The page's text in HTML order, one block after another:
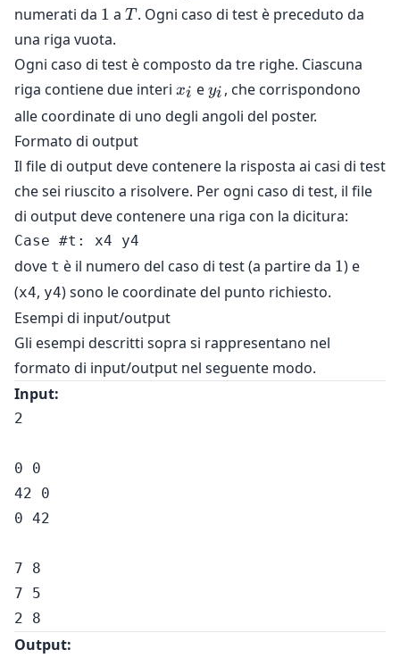
numerati da 1
1 a T
T . Ogni caso di test è preceduto da
una riga vuota.
Ogni caso di test è composto da tre righe. Ciascuna
riga contiene due interi x_i
xi ey_i
yi , che corrispondono
alle coordinate di uno degli angoli del poster.
Formato di output
Il file di output deve contenere la risposta ai casi di test
che sei riuscito a risolvere. Per ogni caso di test, il file
di output deve contenere una riga con la dicitura:
dove t è il numero del caso di test (a partire da 1
1) e
(x4, y4) sono le coordinate del punto richiesto.
Esempi di input/output
Gli esempi descritti sopra si rappresentano nel
formato di input/output nel seguente modo.
Input:
2
0 0
42 0
0 42
7 8
7 5
Output: